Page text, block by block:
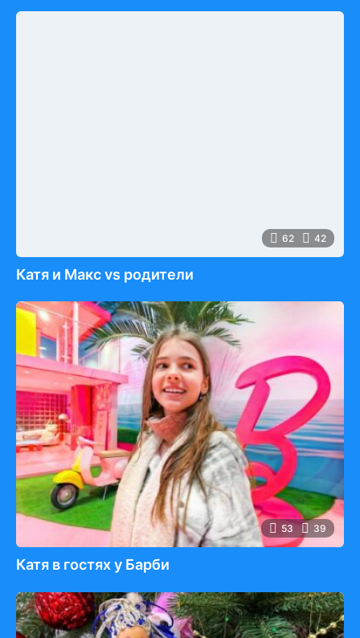
62 42
Катя и Макс vs родители
53 39
Катя в гостях у Барби